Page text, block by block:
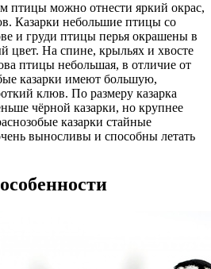
птицы можно отнести яркий окрас,
Казарки небольшие птицы со
и груди птицы перья окрашены в
цвет. На спине, крыльях и хвосте
птицы небольшая, в отличие от
казарки имеют большую,
клюв. По размеру казарка
чёрной казарки, но крупнее
казарки стайные
выносливы и способны летать